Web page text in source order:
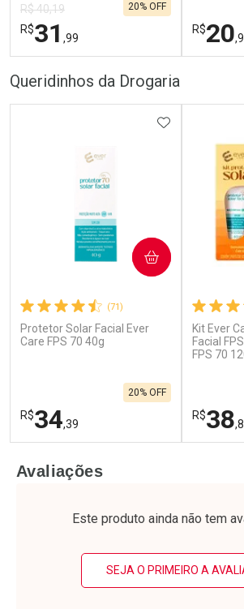
R$ 40,19
R$31 ,99
20% OFF
Ativar Desconto
R$20
Ativar
Queridinhos da Drogaria
(71)
Protetor Solar Facial Ever
Care FPS 70 40g
R$34,39
20% OFF
ADICIONAR
COMPRAR
Laboratório
Por Menos
Kit Ever
Facial
FPS 70
R$38
Por
Avaliações
Este produto ainda não tem
SEJA O PRIMEIRO A